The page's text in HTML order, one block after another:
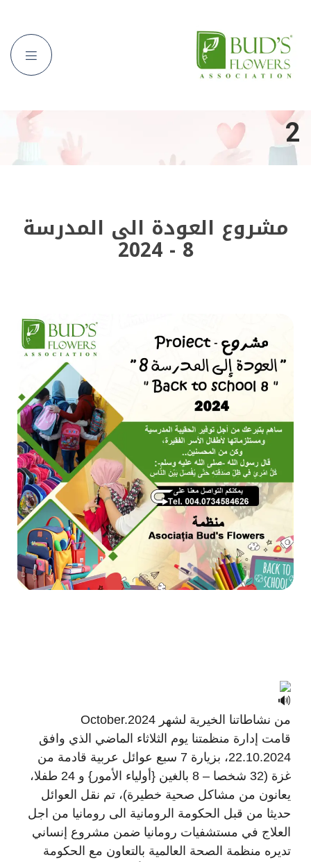
2
مشروع العودة الى المدرسة
8 - 2024
من نشاطاتنا الخيرية لشهر October.2024
قامت إدارة منظمتنا يوم الثلاثاء الماضي الذي وافق
22.10.2024، بزيارة 7 سبع عوائل عربية قادمة من
غزة (32 شخصا – 8 بالغين {أولياء الأمور} و 24 طفلا،
يعانون من مشاكل صحية خطيرة)، تم نقل العوائل
حديثا من قبل الحكومة الرومانية الى رومانيا من اجل
العلاج في مستشفيات رومانيا ضمن مشروع إنساني
تديره منظمة الصحة العالمية بالتعاون مع الحكومة